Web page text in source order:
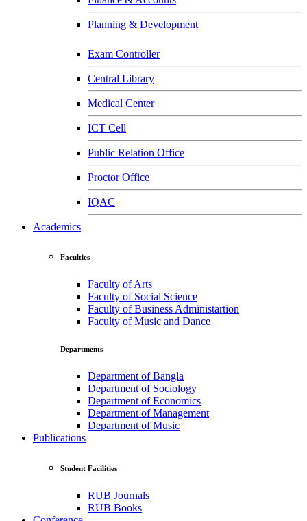
Planning & Development
Exam Controller
Central Library
Medical Center
ICT Cell
Public Relation Office
Proctor Office
IQAC
Academics
Faculties
Faculty of Arts
Faculty of Social Science
Faculty of Business Administartion
Faculty of Music and Dance
Departments
Department of Bangla
Department of Sociology
Department of Economics
Department of Management
Department of Music
Publications
Student Facilities
RUB Journals
RUB Books